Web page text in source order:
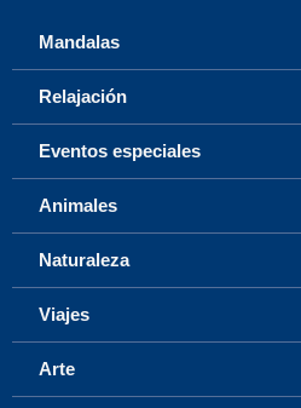
Mandalas
Relajación
Eventos especiales
Animales
Naturaleza
Viajes
Arte